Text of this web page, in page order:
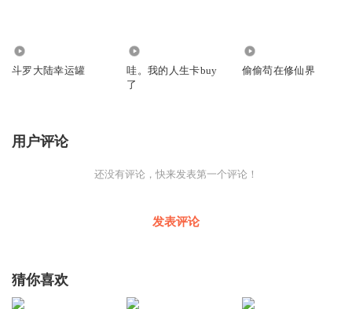
斗罗大陆幸运罐
哇。我的人生卡buy
了
偷偷苟在修仙界
用户评论
还没有评论，快来发表第一个评论！
发表评论
猜你喜欢